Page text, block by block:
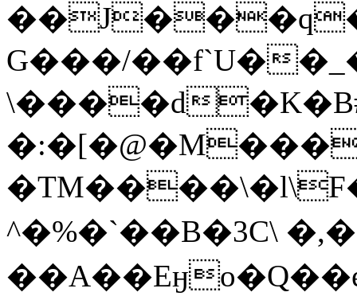
G���/��f`U�
\����d
^�%�`��B�3C\